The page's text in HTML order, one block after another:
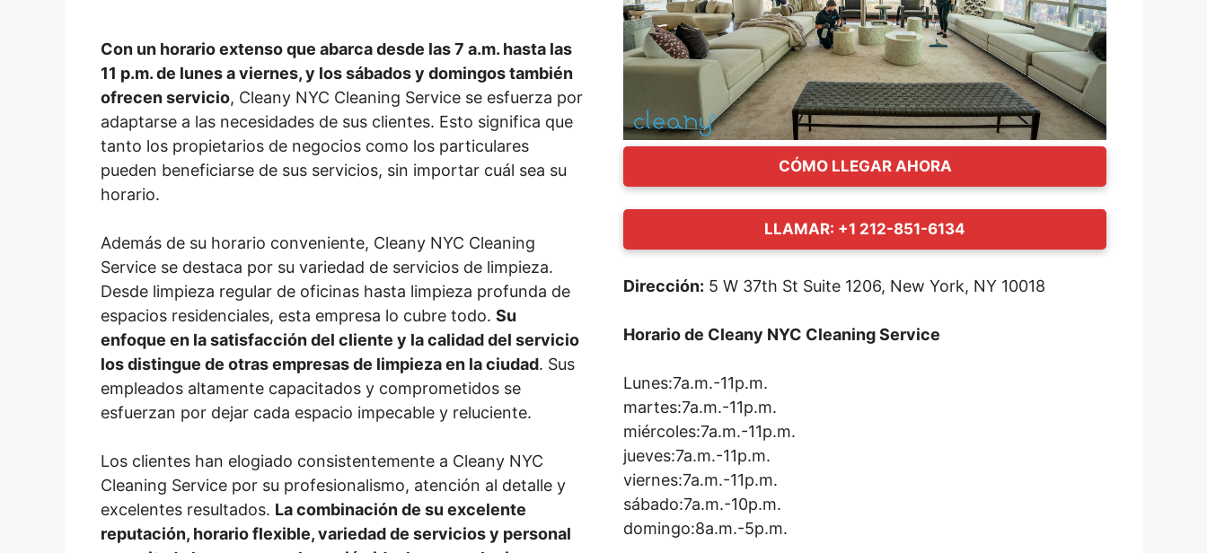
Con un horario extenso que abarca desde las 7 a.m. hasta las
11 p.m. de lunes a viernes, y los sábados y domingos también
ofrecen servicio, Cleany NYC Cleaning Service se esfuerza por
adaptarse a las necesidades de sus clientes. Esto significa que
tanto los propietarios de negocios como los particulares
pueden beneficiarse de sus servicios, sin importar cuál sea su
horario.
Además de su horario conveniente, Cleany NYC Cleaning
Service se destaca por su variedad de servicios de limpieza.
Desde limpieza regular de oficinas hasta limpieza profunda de
espacios residenciales, esta empresa lo cubre todo. Su
enfoque en la satisfacción del cliente y la calidad del servicio
los distingue de otras empresas de limpieza en la ciudad. Sus
empleados altamente capacitados y comprometidos se
esfuerzan por dejar cada espacio impecable y reluciente.
Los clientes han elogiado consistentemente a Cleany NYC
Cleaning Service por su profesionalismo, atención al detalle y
excelentes resultados. La combinación de su excelente
reputación, horario flexible, variedad de servicios y personal
CÓMO LLEGAR AHORA
LLAMAR: +1 212-851-6134
Dirección: 5 W 37th St Suite 1206, New York, NY 10018
Horario de Cleany NYC Cleaning Service
Lunes:7a.m.-11p.m.
martes:7a.m.-11p.m.
miércoles:7a.m.-11p.m.
jueves:7a.m.-11p.m.
viernes:7a.m.-11p.m.
sábado:7a.m.-10p.m.
domingo:8a.m.-5p.m.